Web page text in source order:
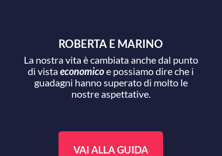
ROBERTA E MARINO
La nostra vita è cambiata anche dal punto
di vistaeconomicoe possiamo dire che i
guadagni hanno superato di molto le
nostre aspettative.
VAI ALLA GUIDA